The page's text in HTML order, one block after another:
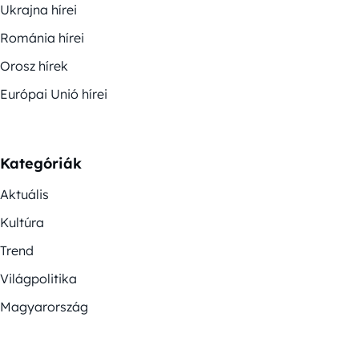
Ukrajna hírei
Románia hírei
Orosz hírek
Európai Unió hírei
Kategóriák
Aktuális
Kultúra
Trend
Világpolitika
Magyarország